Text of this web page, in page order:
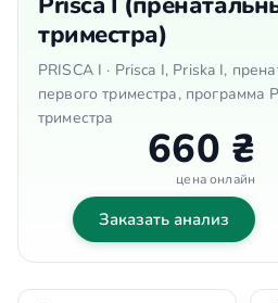
триместра)
PRISCA I · Prisca I, Priska I,
первого триместра, программа
триместра
660 ₴
цена онлайн
Заказать анализ